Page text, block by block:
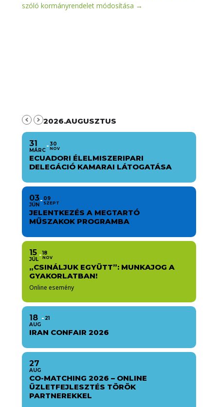
szóló kormányrendelet módosítása →
2026.AUGUSZTUS
31
MÁRC
30
NOV
ECUADORI ÉLELMISZERIPARI
DELEGÁCIÓ KAMARAI LÁTOGATÁSA
03
JÚN
09
SZEPT
JELENTKEZÉS A MEGTARTÓ
MŰSZAKOK PROGRAMBA
15
JÚL
18
NOV
„CSINÁLJUK EGYÜTT”: MUNKAJOG A
GYAKORLATBAN!
Online esemény
18
AUG
21
IRAN CONFAIR 2026
27
AUG
CO-MATCHING 2026 – ONLINE
ÜZLETFEJLESZTÉS TÖRÖK
PARTNEREKKEL